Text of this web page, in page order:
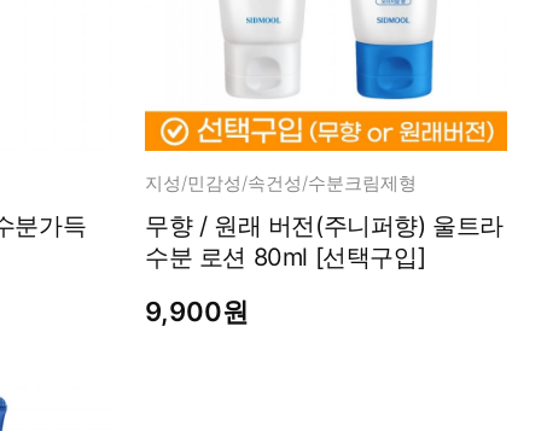
분가득
지성/민감성/속건성/수분크림제형
무향 / 원래 버전(주니퍼향) 울트라
수분 로션 80ml [선택구입]
9,900원